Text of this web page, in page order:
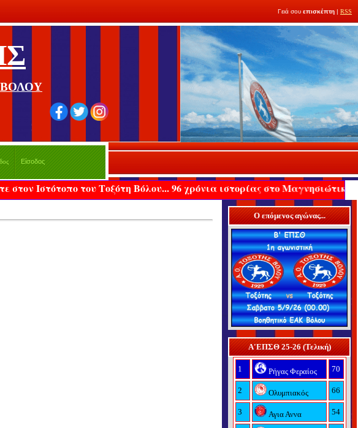
Γειά σου επισκέπτη | RSS
Είσοδος
του Τοξότη Βόλου... 96 χρόνια ιστορίας στο Μαγνησιώτικο και
Ο επόμενος αγώνας...
Α'ΕΠΣΘ 25-26 (Τελική)
1 Ρήγας Φεραίος 70
2 Ολυμπιακός 66
3 Αγια Αννα 54